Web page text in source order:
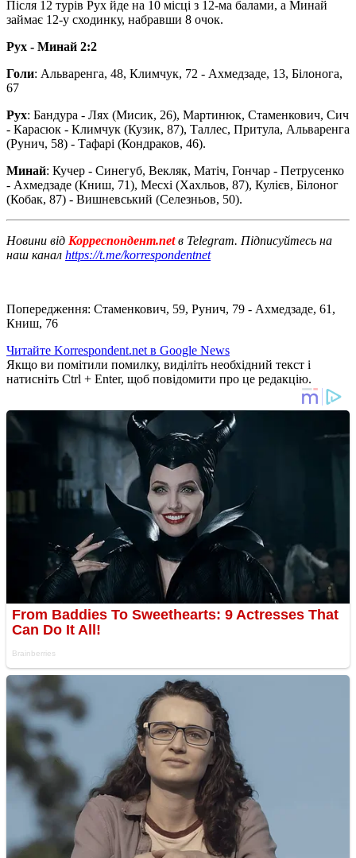
Після 12 турів Рух йде на 10 місці з 12-ма балами, а Минай
займає 12-у сходинку, набравши 8 очок.
Рух - Минай 2:2
Голи: Альваренга, 48, Климчук, 72 - Ахмедзаде, 13, Білонога,
67
Рух: Бандура - Лях (Мисик, 26), Мартинюк, Стаменкович, Сич
- Карасюк - Климчук (Кузик, 87), Таллес, Притула, Альваренга
(Рунич, 58) - Тафарі (Кондраков, 46).
Минай: Кучер - Синегуб, Векляк, Матіч, Гончар - Петрусенко
- Ахмедзаде (Книш, 71), Месхі (Хахльов, 87), Кулієв, Білоног
(Кобак, 87) - Вишневський (Селезньов, 50).
Новини від Корреспондент.netв Telegram. Підписуйтесь на
наш канал https://t.me/korrespondentnet
Попередження: Стаменкович, 59, Рунич, 79 - Ахмедзаде, 61,
Книш, 76
Читайте Korrespondent.net в Google News
Якщо ви помітили помилку, виділіть необхідний текст і
натисніть Ctrl + Enter, щоб повідомити про це редакцію.